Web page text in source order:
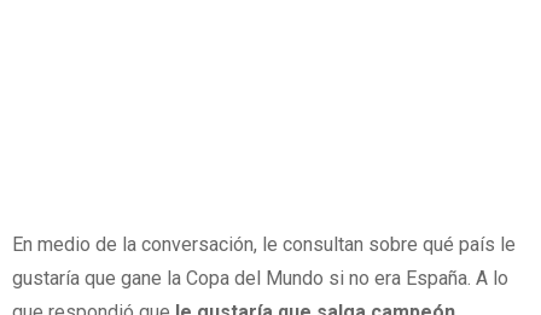
En medio de la conversación, le consultan sobre qué país le
gustaría que gane la Copa del Mundo si no era España. A lo